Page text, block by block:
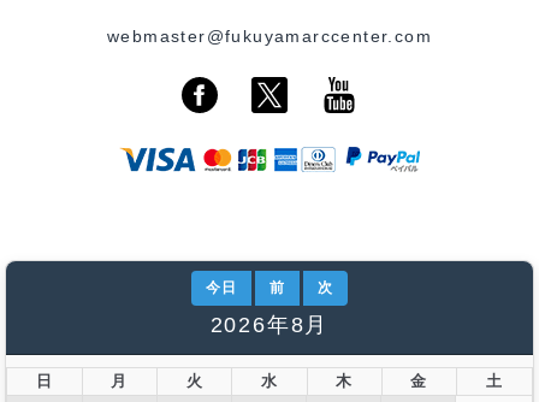
webmaster@fukuyamarccenter.com
今日 前 次
2026年8月
日 月 火 水 木 金 土